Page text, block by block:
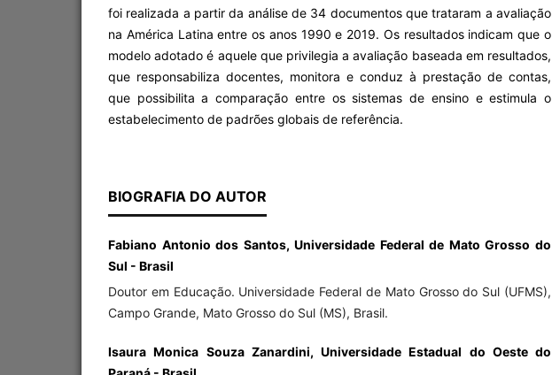
foi realizada a partir da análise de 34 documentos que trataram a avaliação
na América Latina entre os anos 1990 e 2019. Os resultados indicam que o
modelo adotado é aquele que privilegia a avaliação baseada em resultados,
que responsabiliza docentes, monitora e conduz à prestação de contas,
que possibilita a comparação entre os sistemas de ensino e estimula o
estabelecimento de padrões globais de referência.
BIOGRAFIA DO AUTOR
Fabiano Antonio dos Santos, Universidade Federal de Mato Grosso do
Sul - Brasil
Doutor em Educação. Universidade Federal de Mato Grosso do Sul (UFMS),
Campo Grande, Mato Grosso do Sul (MS), Brasil.
Isaura Monica Souza Zanardini, Universidade Estadual do Oeste do